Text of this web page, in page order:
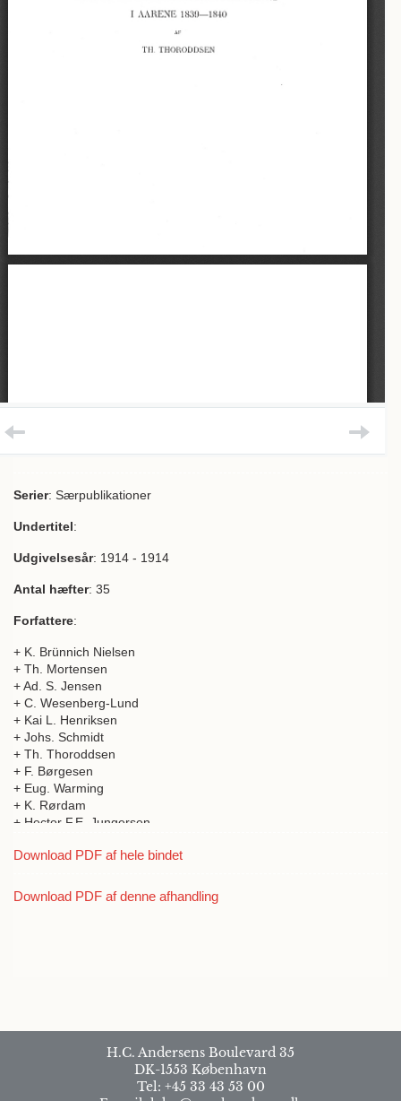
Serier: Særpublikationer
Undertitel:
Udgivelsesår: 1914 - 1914
Antal hæfter: 35
Forfattere:
+ K. Brünnich Nielsen
+ Th. Mortensen
+ Ad. S. Jensen
+ C. Wesenberg-Lund
+ Kai L. Henriksen
+ Johs. Schmidt
+ Th. Thoroddsen
+ F. Børgesen
+ Eug. Warming
+ K. Rørdam
+ Hector F.E. Jungersen
+ C. Raunkiær
+ Johannes Fibiger
Download PDF af hele bindet
Download PDF af denne afhandling
H.C. Andersens Boulevard 35
DK-1553 København
Tel: +45 33 43 53 00